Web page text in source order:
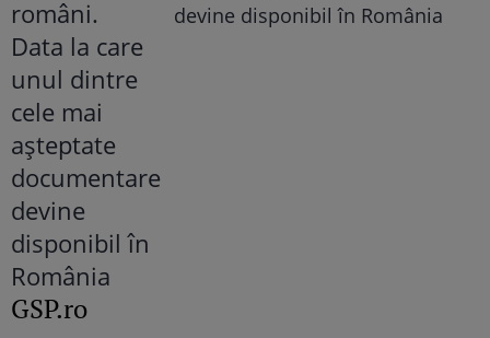
devine disponibil în România
GSP.ro